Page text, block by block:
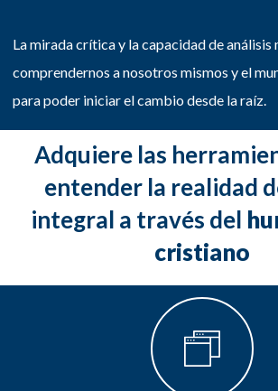
La mirada crítica y la capacidad de análisis
comprendernos a nosotros mismos y el
para poder iniciar el cambio desde la raíz.
Adquiere las
entender la realidad
integral a través del
cristiano